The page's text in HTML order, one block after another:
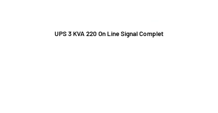
UPS 3 KVA 220 On Line Signal Complet